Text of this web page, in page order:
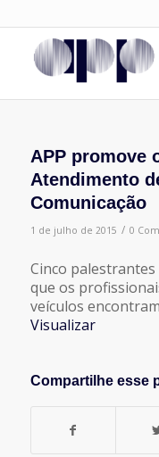
APP promove
Atendimento
Comunicação
1 de julho de 2015 / 0
Cinco
que os
veículos
Visualizar
Compartilhe esse